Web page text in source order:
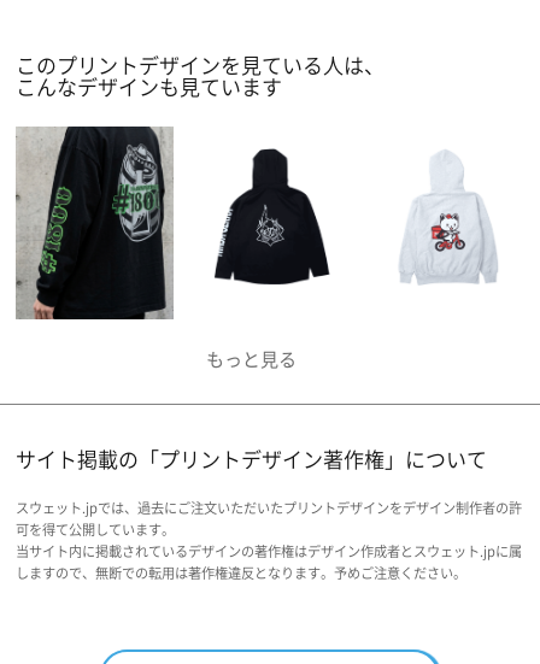
このプリントデザインを見ている人は、
こんなデザインも見ています
サイト掲載の「プリントデザイン著作権」について
スウェット.jpでは、過去にご注文いただいたプリントデザインをデザイン制作者の許
可を得て公開しています。
当サイト内に掲載されているデザインの著作権はデザイン作成者とスウェット.jpに属
しますので、無断での転用は著作権違反となります。予めご注意ください。